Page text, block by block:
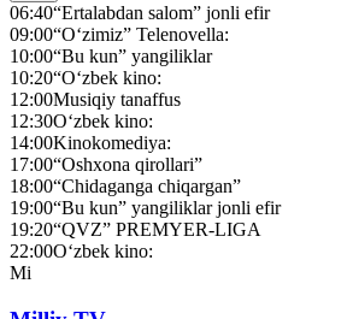
06:40“Ertalabdan salom” jonli efir
09:00“O‘zimiz” Telenovella:
10:00“Bu kun” yangiliklar
10:20“O‘zbek kino:
12:00Musiqiy tanaffus
12:30O‘zbek kino:
14:00Kinokomediya:
17:00“Oshxona qirollari”
18:00“Chidaganga chiqargan”
19:00“Bu kun” yangiliklar jonli efir
19:20“QVZ” PREMYER-LIGA
22:00O‘zbek kino:
Mi